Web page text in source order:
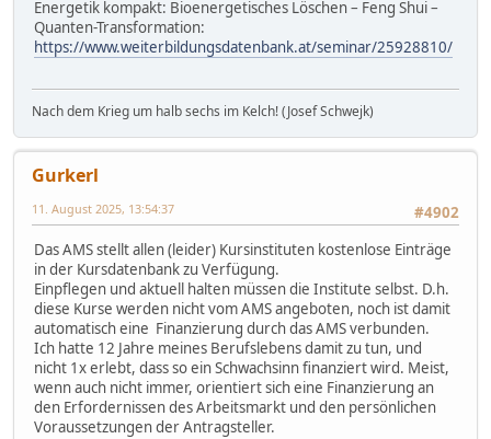
Energetik kompakt: Bioenergetisches Löschen – Feng Shui –
Quanten-Transformation:
https://www.weiterbildungsdatenbank.at/seminar/25928810/
Nach dem Krieg um halb sechs im Kelch! (Josef Schwejk)
Gurkerl
#4902
11. August 2025, 13:54:37
Das AMS stellt allen (leider) Kursinstituten kostenlose Einträge
in der Kursdatenbank zu Verfügung.
Einpflegen und aktuell halten müssen die Institute selbst. D.h.
diese Kurse werden nicht vom AMS angeboten, noch ist damit
automatisch eine Finanzierung durch das AMS verbunden.
Ich hatte 12 Jahre meines Berufslebens damit zu tun, und
nicht 1x erlebt, dass so ein Schwachsinn finanziert wird. Meist,
wenn auch nicht immer, orientiert sich eine Finanzierung an
den Erfordernissen des Arbeitsmarkt und den persönlichen
Voraussetzungen der Antragsteller.